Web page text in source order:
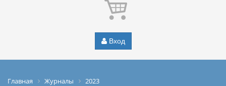
Вход
Главная Журналы
2023